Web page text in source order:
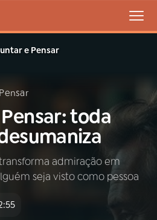
AO VIVO
e Pensar
toda
admiração em
seja visto como pessoa